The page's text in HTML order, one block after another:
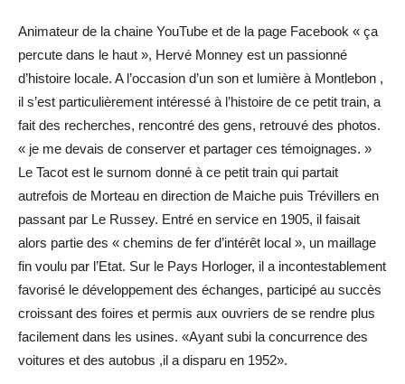
Animateur de la chaine YouTube et de la page Facebook « ça
percute dans le haut », Hervé Monney est un passionné
d’histoire locale. A l’occasion d’un son et lumière à Montlebon ,
il s’est particulièrement intéressé à l’histoire de ce petit train, a
fait des recherches, rencontré des gens, retrouvé des photos.
« je me devais de conserver et partager ces témoignages. »
Le Tacot est le surnom donné à ce petit train qui partait
autrefois de Morteau en direction de Maiche puis Trévillers en
passant par Le Russey. Entré en service en 1905, il faisait
alors partie des « chemins de fer d’intérêt local », un maillage
fin voulu par l’Etat. Sur le Pays Horloger, il a incontestablement
favorisé le développement des échanges, participé au succès
croissant des foires et permis aux ouvriers de se rendre plus
facilement dans les usines. «Ayant subi la concurrence des
voitures et des autobus ,il a disparu en 1952».